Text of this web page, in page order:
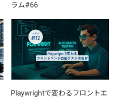
ラム#66
Playwrightで変わるフロントエ